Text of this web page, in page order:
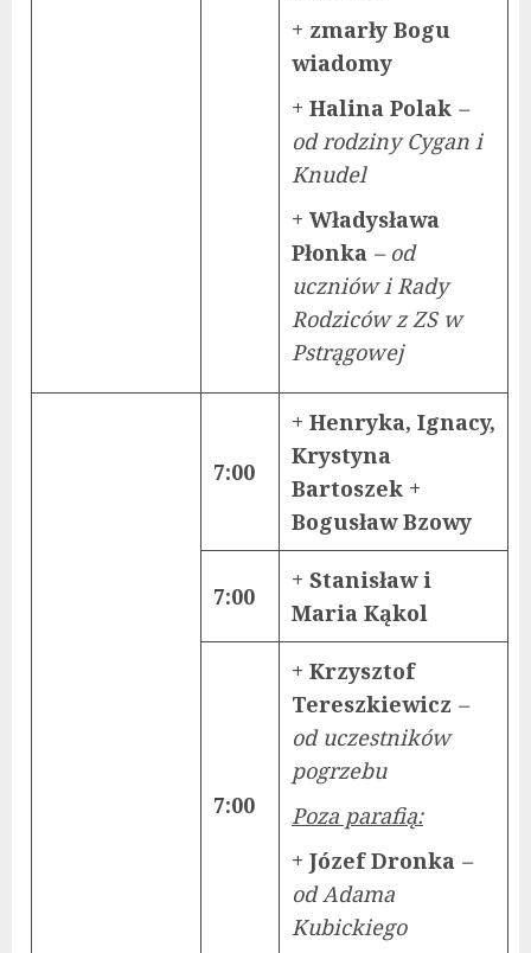
+ zmarły Bogu
wiadomy
+ Halina Polak –
od rodziny Cygan i
Knudel
+ Władysława
Płonka – od
uczniów i Rady
Rodziców z ZS w
Pstrągowej
7:00
+ Henryka, Ignacy,
Krystyna
Bartoszek +
Bogusław Bzowy
7:00
+ Stanisław i
Maria Kąkol
7:00
+ Krzysztof
Tereszkiewicz –
od uczestników
pogrzebu
Poza parafią:
+ Józef Dronka –
od Adama
Kubickiego